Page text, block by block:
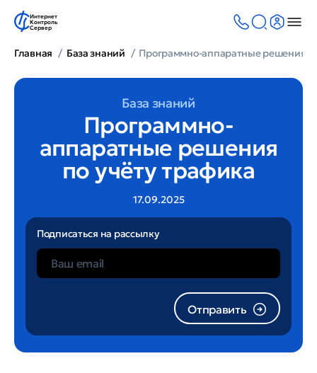
Интернет
Контроль
Сервер
Главная База знаний Программно-аппаратные решения
Подписаться на рассылку
Отправить
База знаний
Программно-
аппаратные решения
по учёту трафика
17.09.2025